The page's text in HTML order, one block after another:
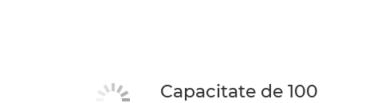
Capacitate de 100